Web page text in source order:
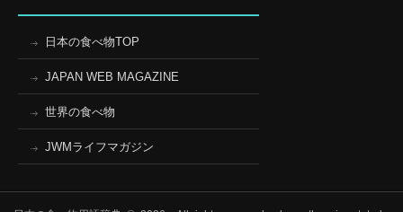
日本の食べ物TOP
JAPAN WEB MAGAZINE
世界の食べ物
JWMライフマガジン